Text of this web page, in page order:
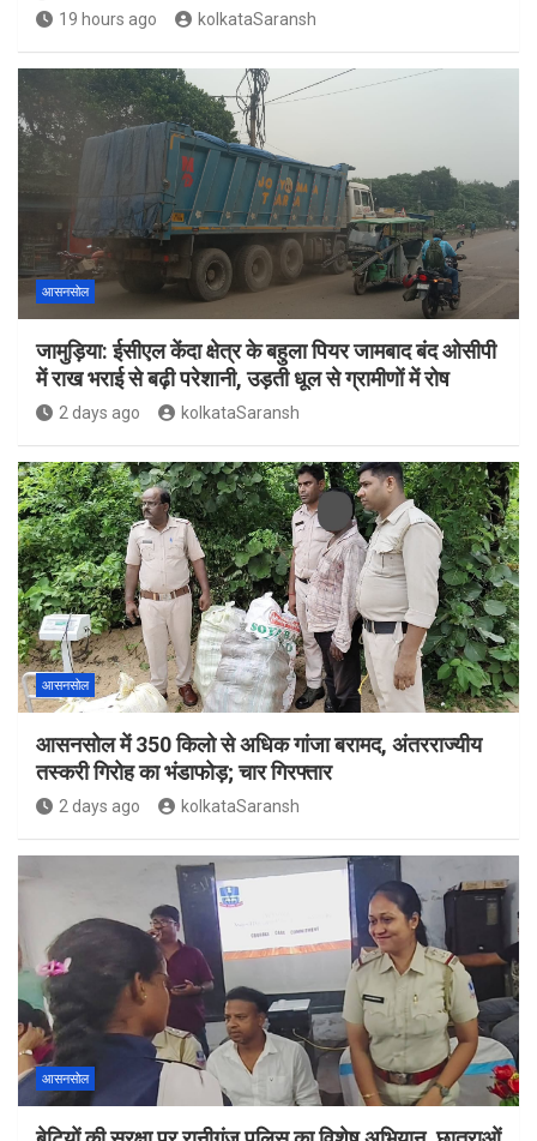
19 hours ago kolkataSaransh
आसनसोल
जामुड़िया: ईसीएल केंदा क्षेत्र के बहुला पियर जामबाद बंद ओसीपी
में राख भराई से बढ़ी परेशानी, उड़ती धूल से ग्रामीणों में रोष
2 days ago kolkataSaransh
आसनसोल
आसनसोल में 350 किलो से अधिक गांजा बरामद, अंतरराज्यीय
तस्करी गिरोह का भंडाफोड़; चार गिरफ्तार
2 days ago kolkataSaransh
आसनसोल